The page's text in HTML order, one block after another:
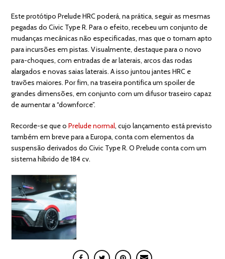
Este protótipo Prelude HRC poderá, na prática, seguir as mesmas
pegadas do Civic Type R. Para o efeito, recebeu um conjunto de
mudanças mecânicas não especificadas, mas que o tornam apto
para incursões em pistas. Visualmente, destaque para o novo
para-choques, com entradas de ar laterais, arcos das rodas
alargados e novas saias laterais. A isso juntou jantes HRC e
travões maiores. Por fim, na traseira pontifica um spoiler de
grandes dimensões, em conjunto com um difusor traseiro capaz
de aumentar a “downforce”.
Recorde-se que oPrelude normal, cujo lançamento está previsto
também em breve para a Europa, conta com elementos da
suspensão derivados do Civic Type R. O Prelude conta com um
sistema híbrido de 184 cv.